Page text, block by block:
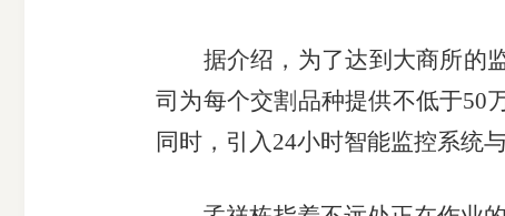
据介绍，为了达到大商所的监
司为每个交割品种提供不低于50
同时，引入24小时智能监控系统